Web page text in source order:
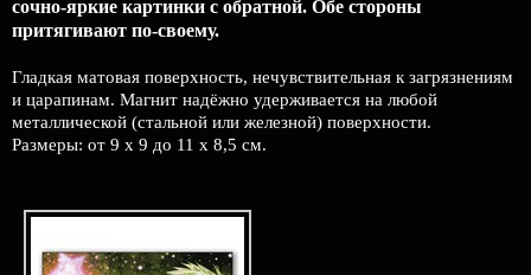
сочно-яркие картинки с обратной. Обе стороны
притягивают по-своему.
Гладкая матовая поверхность, нечувствительная к загрязнениям
и царапинам. Магнит надёжно удерживается на любой
металлической (стальной или железной) поверхности.
Размеры: от 9 х 9 до 11 х 8,5 см.